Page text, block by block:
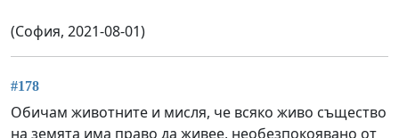
(София, 2021-08-01)
#178
Обичам животните и мисля, че всяко живо същество
на земята има право да живее, необезпокоявано от